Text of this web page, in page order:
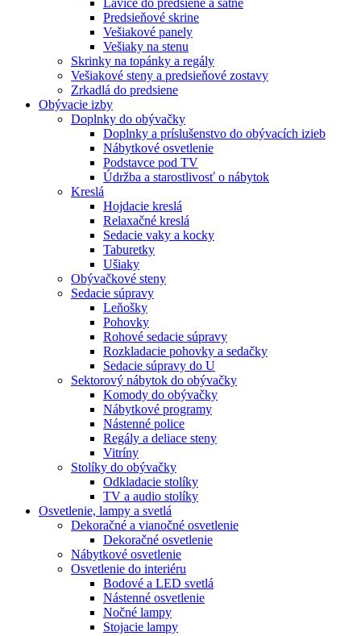
Predsieňové skrine
Vešiakové panely
Vešiaky na stenu
Skrinky na topánky a regály
Vešiakové steny a predsieňové zostavy
Zrkadlá do predsiene
Obývacie izby
Doplnky do obývačky
Doplnky a príslušenstvo do obývacích izieb
Nábytkové osvetlenie
Podstavce pod TV
Údržba a starostlivosť o nábytok
Kreslá
Hojdacie kreslá
Relaxačné kreslá
Sedacie vaky a kocky
Taburetky
Ušiaky
Obývačkové steny
Sedacie súpravy
Leňošky
Pohovky
Rohové sedacie súpravy
Rozkladacie pohovky a sedačky
Sedacie súpravy do U
Sektorový nábytok do obývačky
Komody do obývačky
Nábytkové programy
Nástenné police
Regály a deliace steny
Vitríny
Stolíky do obývačky
Odkladacie stolíky
TV a audio stolíky
Osvetlenie, lampy a svetlá
Dekoračné a vianočné osvetlenie
Dekoračné osvetlenie
Nábytkové osvetlenie
Osvetlenie do interiéru
Bodové a LED svetlá
Nástenné osvetlenie
Nočné lampy
Stojacie lampy